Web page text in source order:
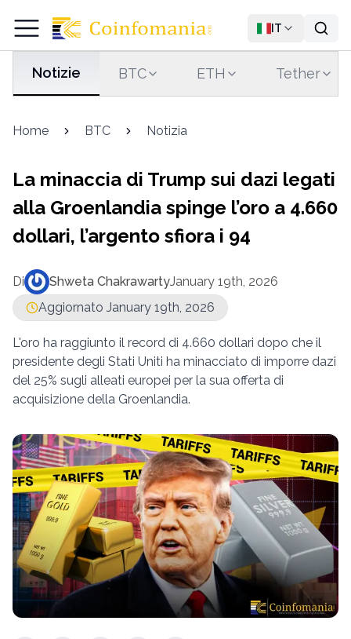
IT
Notizie BTC ETH Tether
Home BTC Notizia
La minaccia di Trump sui dazi legati
alla Groenlandia spinge l’oro a 4.660
dollari, l’argento sfiora i 94
Di Shweta ChakrawartyJanuary 19th, 2026
Aggiornato January 19th, 2026
L'oro ha raggiunto il record di 4.660 dollari dopo che il
presidente degli Stati Uniti ha minacciato di imporre dazi
del 25% sugli alleati europei per la sua offerta di
acquisizione della Groenlandia.